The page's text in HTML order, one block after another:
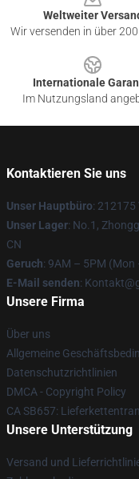
Weltweiter
Wir versenden in über
Internationale
Im Nutzungsland
Kontaktieren Sie uns
Unser Hauptbüro: 212175
Unser Lager: No.1,
CN
Geruch: 9AM – 5PM (Mon
E-Mail senden:
Unsere Firma
Über uns
Allgemeine
Datenschutzrichtlinien
DMCA - Copyright Policy
CA SB657:
Unsere Unterstützung
Versand und